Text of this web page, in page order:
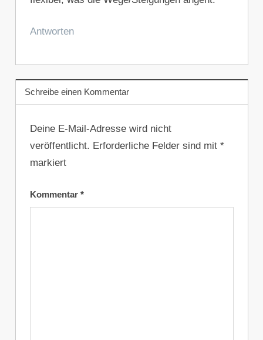
Antworten
Schreibe einen Kommentar
Deine E-Mail-Adresse wird nicht
veröffentlicht. Erforderliche Felder sind mit *
markiert
Kommentar *